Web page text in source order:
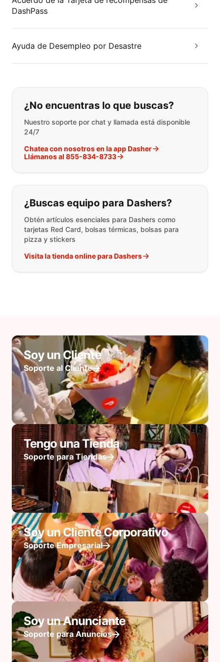
DashPass
Ayuda de Desempleo por Desastre
Si no puede encontrar lo que está
¿No encuentras lo que buscas?
Nuestro soporte por chat y llamada está disponible
24/7
Chatea con nosotros en la app Dasher
Llámanos al 855-834-8733
¿Buscas equipo para Dashers?
Obtén artículos esenciales para Dashers como
tarjetas Red Card, bolsas térmicas, bolsas para
pizza y stickers
Visita la tienda online para Dashers
Soy un Cliente
Soporte al Cliente
Tengo una Tienda
Soporte para Tiendas
Soy un Cliente Corporativo
Soporte Empresarial
Soy un Anunciante
Soporte para Anuncios